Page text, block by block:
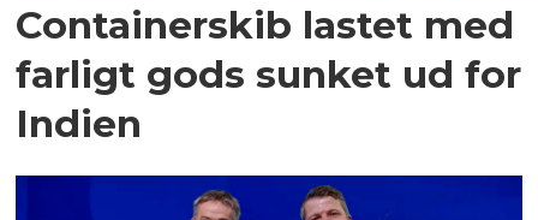
Containerskib lastet med
farligt gods sunket ud for
Indien